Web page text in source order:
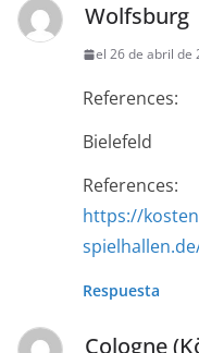
Wolfsburg
el 26 de abril de
References:
Bielefeld
References:
https://
Respuesta
Cologne